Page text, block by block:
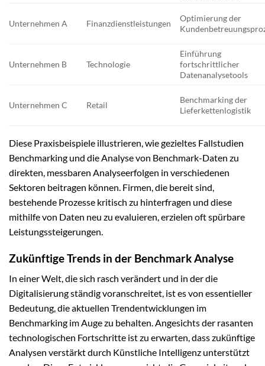
Unternehmen A Finanzdienstleistungen
Optimierung der
Unternehmen B Technologie
Einführung
fortschrittlicher
Datenanalysetools
Unternehmen C Retail
Benchmarking der
Lieferkettenlogistik
Diese Praxisbeispiele illustrieren, wie gezieltes Fallstudien
Benchmarking und die Analyse von Benchmark-Daten zu
direkten, messbaren Analyseerfolgen in verschiedenen
Sektoren beitragen können. Firmen, die bereit sind,
bestehende Prozesse kritisch zu hinterfragen und diese
mithilfe von Daten neu zu evaluieren, erzielen oft spürbare
Leistungssteigerungen.
Zukünftige Trends in der Benchmark Analyse
In einer Welt, die sich rasch verändert und in der die
Digitalisierung ständig voranschreitet, ist es von essentieller
Bedeutung, die aktuellen Trendentwicklungen im
Benchmarking im Auge zu behalten. Angesichts der rasanten
technologischen Fortschritte ist zu erwarten, dass zukünftige
Analysen verstärkt durch Künstliche Intelligenz unterstützt